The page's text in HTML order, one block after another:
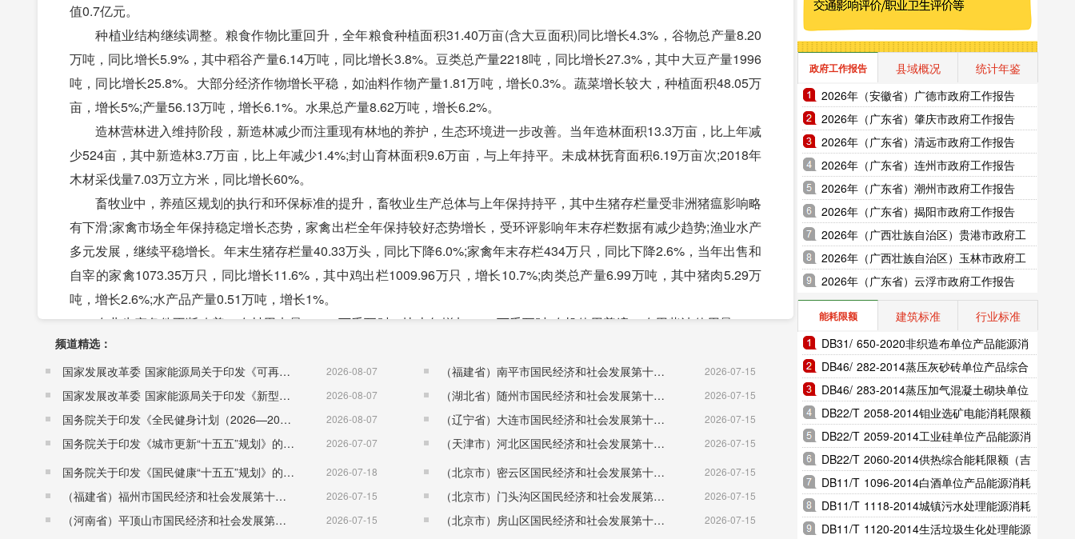
值0.7亿元。
种植业结构继续调整。粮食作物比重回升，全年粮食种植面积31.40万亩(含大豆面积)同比增长4.3%，谷物总产量8.20
万吨，同比增长5.9%，其中稻谷产量6.14万吨，同比增长3.8%。豆类总产量2218吨，同比增长27.3%，其中大豆产量1996
吨，同比增长25.8%。大部分经济作物增长平稳，如油料作物产量1.81万吨，增长0.3%。蔬菜增长较大，种植面积48.05万
亩，增长5%;产量56.13万吨，增长6.1%。水果总产量8.62万吨，增长6.2%。
造林营林进入维持阶段，新造林减少而注重现有林地的养护，生态环境进一步改善。当年造林面积13.3万亩，比上年减
少524亩，其中新造林3.7万亩，比上年减少1.4%;封山育林面积9.6万亩，与上年持平。未成林抚育面积6.19万亩次;2018年
木材采伐量7.03万立方米，同比增长60%。
畜牧业中，养殖区规划的执行和环保标准的提升，畜牧业生产总体与上年保持持平，其中生猪存栏量受非洲猪瘟影响略
有下滑;家禽市场全年保持稳定增长态势，家禽出栏全年保持较好态势增长，受环评影响年末存栏数据有减少趋势;渔业水产
多元发展，继续平稳增长。年末生猪存栏量40.33万头，同比下降6.0%;家禽年末存栏434万只，同比下降2.6%，当年出售和
自宰的家禽1073.35万只，同比增长11.6%，其中鸡出栏1009.96万只，增长10.7%;肉类总产量6.99万吨，其中猪肉5.29万
吨，增长2.6%;水产品产量0.51万吨，增长1%。
农业生产条件不断改善。农村用电量12958万千瓦时，比上年增加1582万千瓦时;农机使用普遍，农用柴油使用量4851
吨，同比下降0.3%;化肥施用量(折纯)1.94万吨，比上年减少1.6%。
深化农业供给侧结构性改革。持续实施农业产业“3+X”工程，发展特色产业。阳山鸡、淮山、西洋菜等6个产品列入生态
原产地保护产品，阳山成为国家生态原产地产品保护示范区。阳山鸡、西洋菜列入国家地理标志保护产品。新取得有机产品
认证4个。大力培育新型经营主体，新增农业企业21家、合作社71家、家庭农场85家;新增市级重点农业龙头企业1家、市级
示范社1家、县级示范社3家、县级示范家庭农场9家。
三、工业和建筑业
工业经济呈下降趋势。2018年全部工业实现增加值11.73亿元，同比下降1.5%，其中规模以上工业增加值5.26亿元，下
降8.7%。实现规模以上工业总产值13.83亿元，下降2.3%，其中轻工业产值4.63亿元，增长4.7%;重工业产值9.2亿元，下降
频道精选：
国家发展改革委 国家能源局关于印发《可再生能源发展“十五五”规划》的通知 （发改能源〔2026〕1067号）
2026-08-07
国家发展改革委 国家能源局关于印发《新型电力系统建设“十五五”规划》的通知​ （发改能源〔2026〕942号） 2026-08-07
国务院关于印发《全民健身计划（2026—2030年）》的通知 （国发〔2026〕26号） 2026-08-07
国务院关于印发《城市更新“十五五”规划》的通知（国发〔2026〕12号） 2026-07-07
国务院关于印发《国民健康“十五五”规划》的通知 （国发〔2026〕23号） 2026-07-18
（福建省）福州市国民经济和社会发展第十五个五年规划纲要 2026-07-15
（河南省）平顶山市国民经济和社会发展第十五个五年规划纲要 2026-07-15
（福建省）南平市国民经济和社会发展第十五个五年规划纲要 2026-07-15
（湖北省）随州市国民经济和社会发展第十五个五年规划纲要 2026-07-15
（辽宁省）大连市国民经济和社会发展第十五个五年规划纲要 2026-07-15
（天津市）河北区国民经济和社会发展第十五个五年规划纲要 2026-07-15
（北京市）密云区国民经济和社会发展第十五个五年规划纲要 2026-07-15
（北京市）门头沟区国民经济和社会发展第十五个五年规划纲要 2026-07-15
（北京市）房山区国民经济和社会发展第十五个五年规划纲要 2026-07-15
政府工作报告 县域概况
统计年鉴
2026年（安徽省）广德市政府工作报告
2026年（广东省）肇庆市政府工作报告
2026年（广东省）清远市政府工作报告
2026年（广东省）连州市政府工作报告
2026年（广东省）潮州市政府工作报告
2026年（广东省）揭阳市政府工作报告
2026年（广西壮族自治区）贵港市政府工
作报告
2026年（广西壮族自治区）玉林市政府工
作报告
2026年（广东省）云浮市政府工作报告
能耗限额 建筑标准
行业标准
DB31/ 650-2020非织造布单位产品能源消
耗限额（上海市地方标准）
DB46/ 282-2014蒸压灰砂砖单位产品综合
能耗和电耗限额（海南省地方标准）
DB46/ 283-2014蒸压加气混凝土砌块单位
产品综合能耗和电耗限额（海南省地方标
准）
DB22/T 2058-2014钼业选矿电能消耗限额
（吉林省地方标准）
DB22/T 2059-2014工业硅单位产品能源消
耗限额（吉林省地方标准）
DB22/T 2060-2014供热综合能耗限额（吉
林省地方标准）
DB11/T 1096-2014白酒单位产品能源消耗
限额（北京市地方标准）
DB11/T 1118-2014城镇污水处理能源消耗
限额（北京市地方标准）
DB11/T 1120-2014生活垃圾生化处理能源